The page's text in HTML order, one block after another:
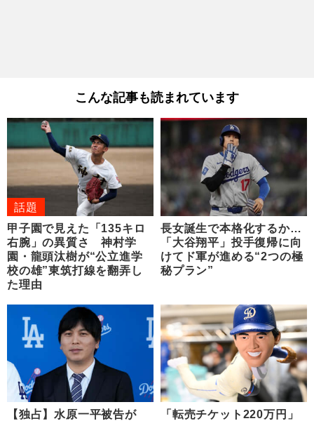
こんな記事も読まれています
話題
甲子園で見えた「135キロ
右腕」の異質さ 神村学
園・龍頭汰樹が“公立進学
校の雄”東筑打線を翻弄し
た理由
長女誕生で本格化するか…
「大谷翔平」投手復帰に向
けてド軍が進める“2つの極
秘プラン”
【独占】水原一平被告が
「転売チケット220万円」